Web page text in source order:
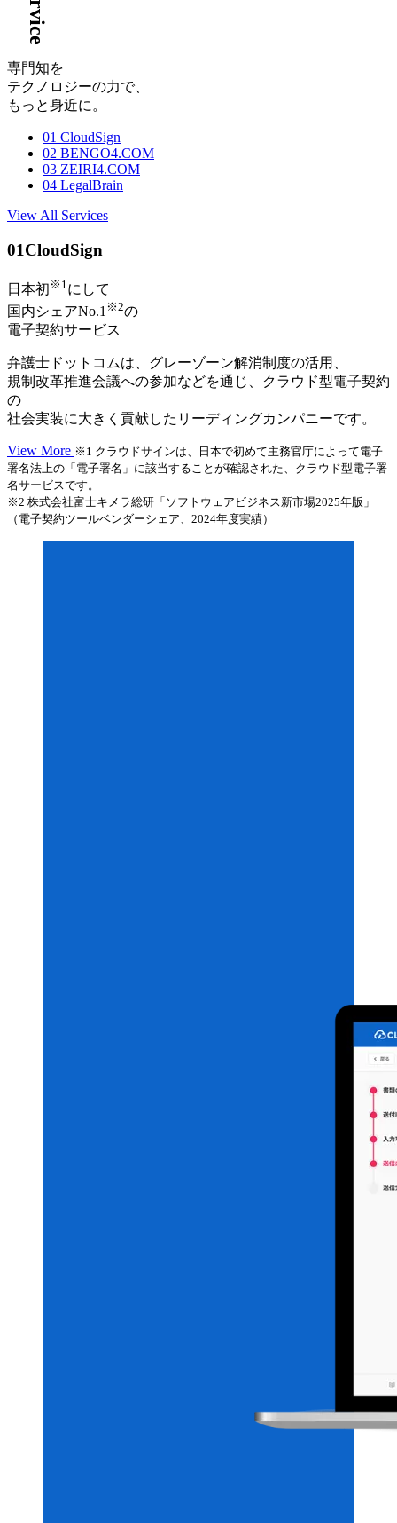
専門知を
テクノロジーの力で、
もっと身近に。
01 CloudSign
02 BENGO4.COM
03 ZEIRI4.COM
04 LegalBrain
View All Services
01CloudSign
日本初 ※1 にして
国内シェアNo.1 ※2の
電子契約サービス
弁護士ドットコムは、グレーゾーン解消制度の活用、
規制改革推進会議への参加などを通じ、クラウド型電子契約
の
社会実装に大きく貢献したリーディングカンパニーです。
View More ※1 クラウドサインは、日本で初めて主務官庁によって電子
署名法上の「電子署名」に該当することが確認された、クラウド型電子署
名サービスです。
※2 株式会社富士キメラ総研「ソフトウェアビジネス新市場2025年版」
（電子契約ツールベンダーシェア、2024年度実績）